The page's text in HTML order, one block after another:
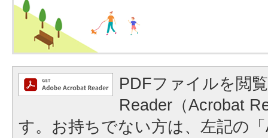
PDFファイルを閲
Reader（Acrobat
す。お持ちでない方は、左記の